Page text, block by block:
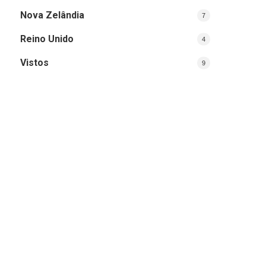
Nova Zelândia 7
Reino Unido 4
Vistos 9